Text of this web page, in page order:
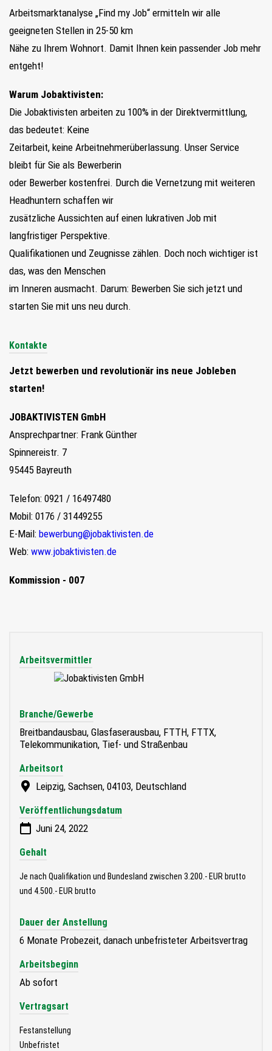
Arbeitsmarktanalyse „Find my Job“ ermitteln wir alle
geeigneten Stellen in 25-50 km
Nähe zu Ihrem Wohnort. Damit Ihnen kein passender Job mehr
entgeht!
Warum Jobaktivisten:
Die Jobaktivisten arbeiten zu 100% in der Direktvermittlung,
das bedeutet: Keine
Zeitarbeit, keine Arbeitnehmerüberlassung. Unser Service
bleibt für Sie als Bewerberin
oder Bewerber kostenfrei. Durch die Vernetzung mit weiteren
Headhuntern schaffen wir
zusätzliche Aussichten auf einen lukrativen Job mit
langfristiger Perspektive.
Qualifikationen und Zeugnisse zählen. Doch noch wichtiger ist
das, was den Menschen
im Inneren ausmacht. Darum: Bewerben Sie sich jetzt und
starten Sie mit uns neu durch.
Kontakte
Jetzt bewerben und revolutionär ins neue Jobleben
starten!
JOBAKTIVISTEN GmbH
Ansprechpartner: Frank Günther
Spinnereistr. 7
95445 Bayreuth
Telefon: 0921 / 16497480
Mobil: 0176 / 31449255
E-Mail: bewerbung@jobaktivisten.de
Web: www.jobaktivisten.de
Kommission - 007
Arbeitsvermittler
Branche/Gewerbe
Breitbandausbau, Glasfaserausbau, FTTH, FTTX,
Telekommunikation, Tief- und Straßenbau
Arbeitsort
Leipzig, Sachsen, 04103, Deutschland
Veröffentlichungsdatum
Juni 24, 2022
Gehalt
Je nach Qualifikation und Bundesland zwischen 3.200.- EUR brutto
und 4.500.- EUR brutto
Dauer der Anstellung
6 Monate Probezeit, danach unbefristeter Arbeitsvertrag
Arbeitsbeginn
Ab sofort
Vertragsart
Festanstellung
Unbefristet